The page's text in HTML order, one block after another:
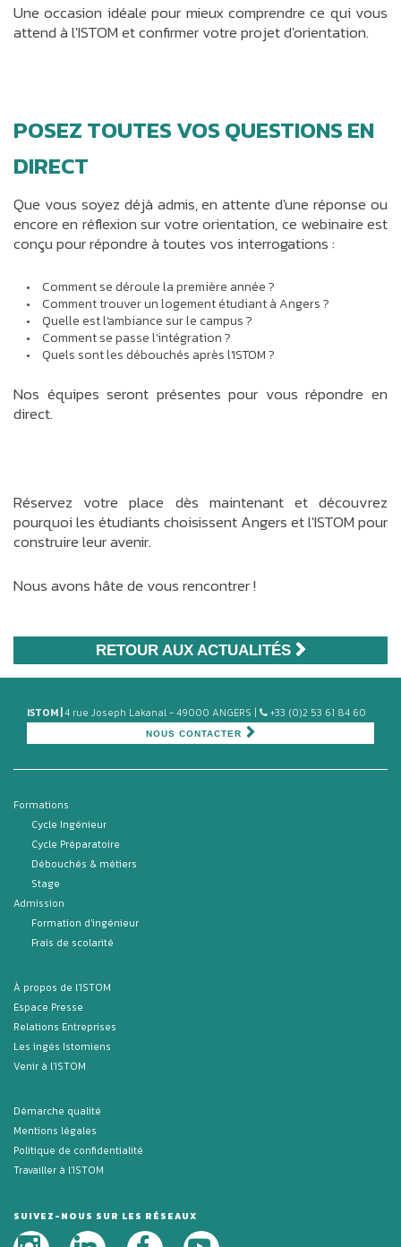
Une occasion idéale pour mieux comprendre ce qui vous
attend à l'ISTOM et confirmer votre projet d'orientation.
POSEZ TOUTES VOS QUESTIONS EN
DIRECT
Que vous soyez déjà admis, en attente d'une réponse ou
encore en réflexion sur votre orientation, ce webinaire est
conçu pour répondre à toutes vos interrogations :
Comment se déroule la première année ?
Comment trouver un logement étudiant à Angers ?
Quelle est l'ambiance sur le campus ?
Comment se passe l'intégration ?
Quels sont les débouchés après l'ISTOM ?
Nos équipes seront présentes pour vous répondre en
direct.
Réservez votre place dès maintenant et découvrez
pourquoi les étudiants choisissent Angers et l'ISTOM pour
construire leur avenir.
Nous avons hâte de vous rencontrer !
RETOUR AUX ACTUALITÉS
ISTOM | 4 rue Joseph Lakanal - 49000 ANGERS | +33 (0)2 53 61 84 60
NOUS CONTACTER
Formations
Cycle Ingénieur
Cycle Préparatoire
Débouchés & métiers
Stage
Admission
Formation d'ingénieur
Frais de scolarité
À propos de l'ISTOM
Espace Presse
Relations Entreprises
Les ingés Istomiens
Venir à l'ISTOM
Démarche qualité
Mentions légales
Politique de confidentialité
Travailler à l'ISTOM
SUIVEZ-NOUS SUR LES RÉSEAUX